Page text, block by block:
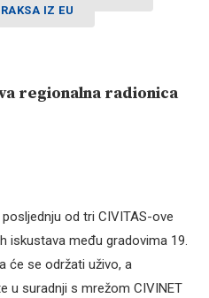
IZ EU
regionalna radionica
od tri CIVITAS-ove
iskustava među gradovima 19.
će se održati uživo, a
u suradnji s mrežom CIVINET